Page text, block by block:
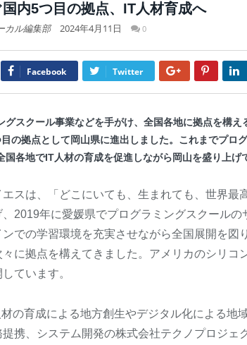
国内5つ目の拠点、IT人材育成へ
カル編集部 2024年4月11日 0
Facebook Twitter Google+
グスクール事業などを手がけ、全国各地に拠点を構
の拠点として岡山県に進出しました。これまでプロ
国各地でIT人材の育成を促進しながら岡山を盛り上げ
エスは、「どこにいても、生まれても、世界最
、2019年に愛媛県でプログラミングスクール
ンでの学習環境を充実させながら全国展開を図
に拠点を構えてきました。アメリカのシリコ
ています。
材の育成による地方創生やデジタル化による地
携、システム開発の株式会社テクノプロジェ